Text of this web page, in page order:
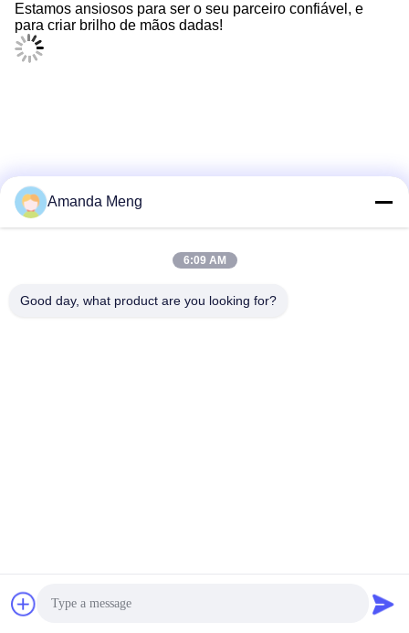
Estamos ansiosos para ser o seu parceiro confiável, e
para criar brilho de mãos dadas!
Amanda Meng
6:09 AM
Good day, what product are you looking for?